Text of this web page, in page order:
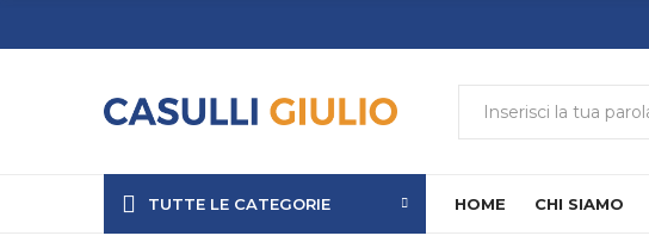
TUTTE LE CATEGORIE HOME CHI SIAMO